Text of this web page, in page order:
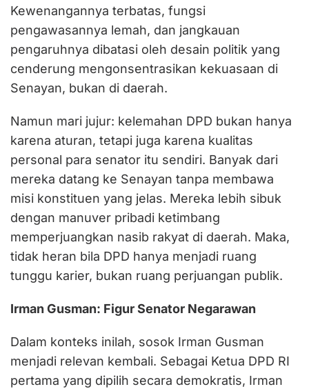
Kewenangannya terbatas, fungsi
pengawasannya lemah, dan jangkauan
pengaruhnya dibatasi oleh desain politik yang
cenderung mengonsentrasikan kekuasaan di
Senayan, bukan di daerah.
Namun mari jujur: kelemahan DPD bukan hanya
karena aturan, tetapi juga karena kualitas
personal para senator itu sendiri. Banyak dari
mereka datang ke Senayan tanpa membawa
misi konstituen yang jelas. Mereka lebih sibuk
dengan manuver pribadi ketimbang
memperjuangkan nasib rakyat di daerah. Maka,
tidak heran bila DPD hanya menjadi ruang
tunggu karier, bukan ruang perjuangan publik.
Irman Gusman: Figur Senator Negarawan
Dalam konteks inilah, sosok Irman Gusman
menjadi relevan kembali. Sebagai Ketua DPD RI
pertama yang dipilih secara demokratis, Irman